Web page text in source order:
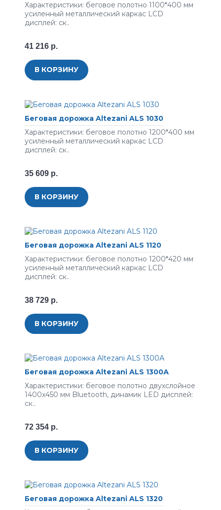
Характеристики: беговое полотно 1100*400 мм
усиленный металлический каркас LСD
дисплей: ск..
41 216 р.
В КОРЗИНУ
Беговая дорожка Altezani ALS 1030
Характеристики: беговое полотно 1200*400 мм
усиленный металлический каркас LСD
дисплей: ск..
35 609 р.
В КОРЗИНУ
Беговая дорожка Altezani ALS 1120
Характеристики: беговое полотно 1200*420 мм
усиленный металлический каркас LСD
дисплей: ск..
38 729 р.
В КОРЗИНУ
Беговая дорожка Altezani ALS 1300А
Характеристики: беговое полотно двухслойное
1400x450 мм Bluetooth, динамик LED дисплей:
ск..
72 354 р.
В КОРЗИНУ
Беговая дорожка Altezani ALS 1320